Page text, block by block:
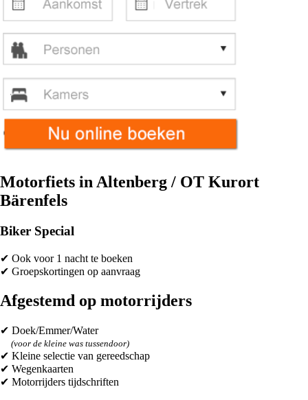
Motorfiets in Altenberg / OT Kurort
Bärenfels
Biker Special
✔ Ook voor 1 nacht te boeken
✔ Groepskortingen op aanvraag
Afgestemd op motorrijders
✔ Doek/Emmer/Water
(voor de kleine was tussendoor)
✔ Kleine selectie van gereedschap
✔ Wegenkaarten
✔ Motorrijders tijdschriften